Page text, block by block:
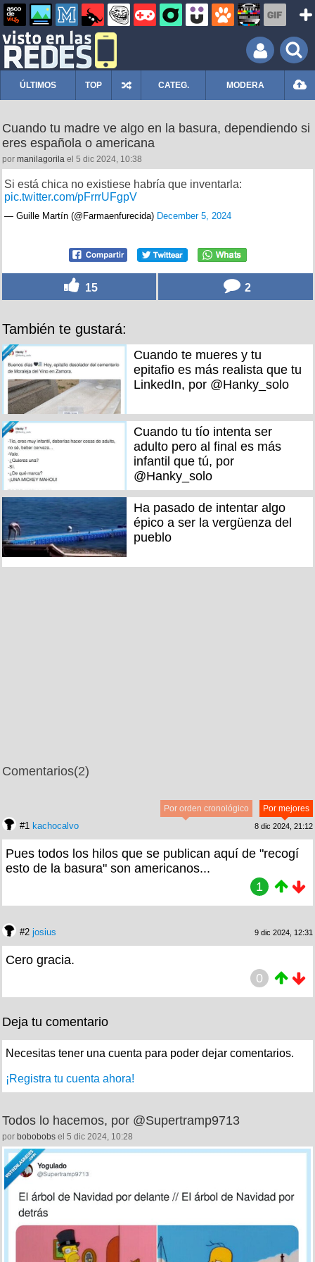
ÚLTIMOS TOP CATEG. MODERA
Cuando tu madre ve algo en la basura, dependiendo si
eres española o americana
por manilagorila el 5 dic 2024, 10:38
Si está chica no existiese habría que inventarla:
pic.twitter.com/pFrrrUFgpV
— Guille Martín (@Farmaenfurecida) December 5, 2024
15 2
También te gustará:
Cuando te mueres y tu
epitafio es más realista que tu
LinkedIn, por @Hanky_solo
Cuando tu tío intenta ser
adulto pero al final es más
infantil que tú, por
@Hanky_solo
Ha pasado de intentar algo
épico a ser la vergüenza del
pueblo
Comentarios(2)
Por mejores
Por orden cronológico
#1 kachocalvo 8 dic 2024, 21:12
Pues todos los hilos que se publican aquí de "recogí
esto de la basura" son americanos...
1
#2 josius 9 dic 2024, 12:31
Cero gracia.
0
Deja tu comentario
Necesitas tener una cuenta para poder dejar comentarios.
¡Registra tu cuenta ahora!
Todos lo hacemos, por @Supertramp9713
por bobobobs el 5 dic 2024, 10:28